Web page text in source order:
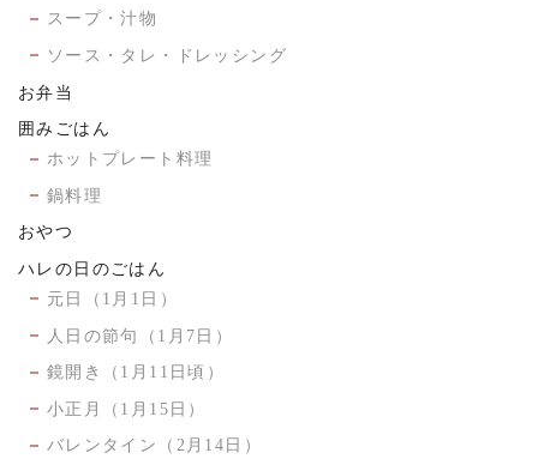
スープ・汁物
ソース・タレ・ドレッシング
お弁当
囲みごはん
ホットプレート料理
鍋料理
おやつ
ハレの日のごはん
元日（1月1日）
人日の節句（1月7日）
鏡開き（1月11日頃）
小正月（1月15日）
バレンタイン（2月14日）